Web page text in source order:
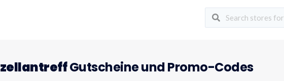
Gutscheine und Promo-Codes